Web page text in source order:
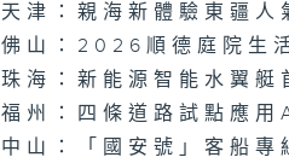
天津：親海新體驗東疆人
佛山：2026順德庭院生
珠海：新能源智能水翼艇
福州：四條道路試點應用
中山：「國安號」客船